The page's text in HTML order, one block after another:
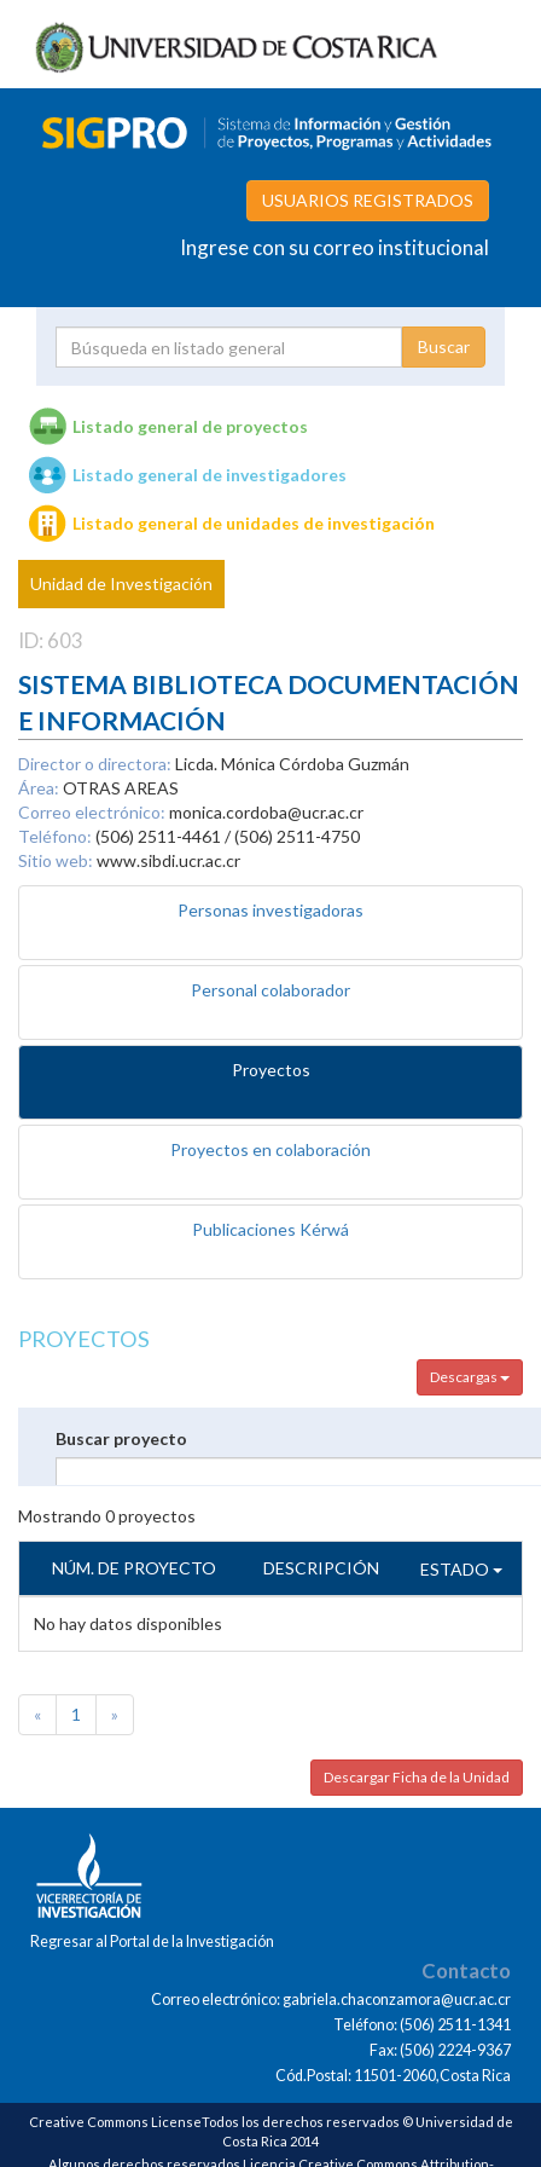
USUARIOS REGISTRADOS
Ingrese con su correo institucional
Unidades de investigación
Listado general de proyectos
Listado general de investigadores
Listado general de unidades de investigación
Unidad de Investigación
ID: 603
SISTEMA BIBLIOTECA DOCUMENTACIÓN
E INFORMACIÓN
Director o directora: Licda. Mónica Córdoba Guzmán
Área: OTRAS AREAS
Correo electrónico: monica.cordoba@ucr.ac.cr
Teléfono: (506) 2511-4461 / (506) 2511-4750
Sitio web: www.sibdi.ucr.ac.cr
Personas investigadoras
Personal colaborador
Proyectos
Proyectos en colaboración
Publicaciones Kérwá
PROYECTOS
Descargas
Buscar proyecto
Mostrando 0proyectos
NÚM. DE PROYECTO DESCRIPCIÓN ESTADO
No hay datos disponibles
« 1 »
Descargar Ficha de la Unidad
Regresar al Portal de la Investigación
Contacto
Correo electrónico: gabriela.chaconzamora@ucr.ac.cr
Teléfono: (506) 2511-1341
Fax: (506) 2224-9367
Cód.Postal: 11501-2060,Costa Rica
Creative Commons LicenseTodos los derechos reservados © Universidad de
Costa Rica 2014